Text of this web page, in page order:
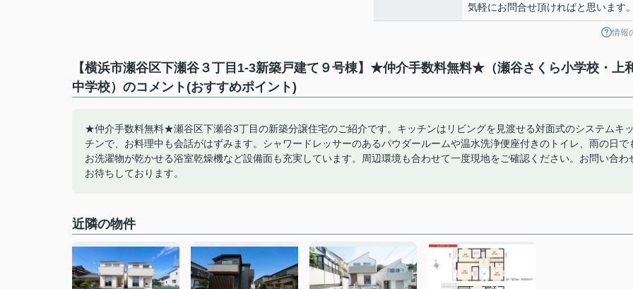
気軽にお問合せ頂ければと思います
情報
【横浜市瀬谷区下瀬谷３丁目1-3新築戸建て９号棟】★仲介手数料無料★（瀬谷さくら小学校・上
中学校）のコメント(おすすめポイント)
★仲介手数料無料★瀬谷区下瀬谷3丁目の新築分譲住宅のご紹介です。キッチンはリビングを見渡せる対面式のシステムキ
チンで、お料理中も会話がはずみます。シャワードレッサーのあるパウダールームや温水洗浄便座付きのトイレ、雨の日で
お洗濯物が乾かせる浴室乾燥機など設備面も充実しています。周辺環境も合わせて一度現地をご確認ください。お問い合わ
お待ちしております。
近隣の物件